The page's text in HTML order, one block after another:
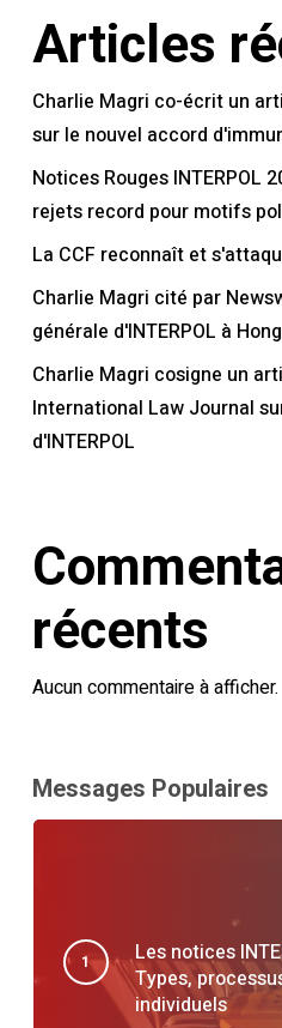
Articles
Charlie Magri co-écrit un
sur le nouvel accord
Notices Rouges INTERPOL
rejets record pour motifs
La CCF reconnaît et
Charlie Magri cité par
générale d'INTERPOL à
Charlie Magri cosigne un
International Law Journal
d'INTERPOL
récents
Aucun commentaire à afficher.
Messages Populaires
Les notices
Types,
individuels